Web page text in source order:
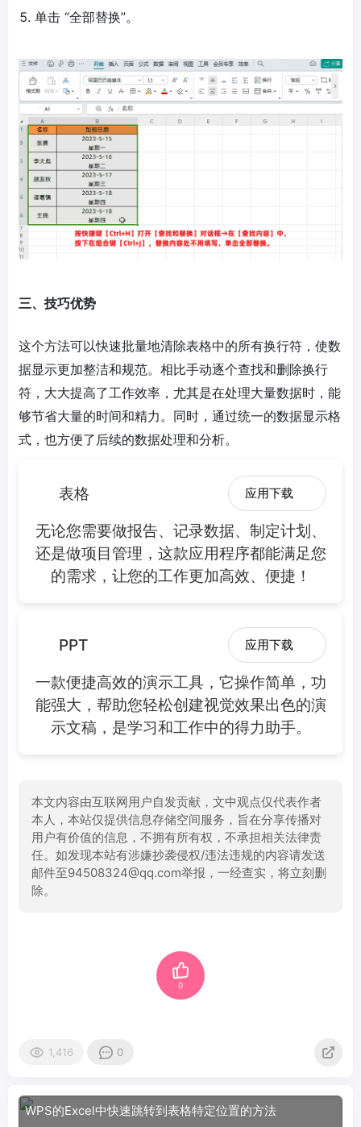
单击 “全部替换”。
三、技巧优势
这个方法可以快速批量地清除表格中的所有换行符，使数
据显示更加整洁和规范。相比手动逐个查找和删除换行
符，大大提高了工作效率，尤其是在处理大量数据时，能
够节省大量的时间和精力。同时，通过统一的数据显示格
式，也方便了后续的数据处理和分析。
表格 应用下载
无论您需要做报告、记录数据、制定计划、
还是做项目管理，这款应用程序都能满足您
的需求，让您的工作更加高效、便捷！
PPT 应用下载
一款便捷高效的演示工具，它操作简单，功
能强大，帮助您轻松创建视觉效果出色的演
示文稿，是学习和工作中的得力助手。
本文内容由互联网用户自发贡献，文中观点仅代表作者
本人，本站仅提供信息存储空间服务，旨在分享传播对
用户有价值的信息，不拥有所有权，不承担相关法律责
任。如发现本站有涉嫌抄袭侵权/违法违规的内容请发送
邮件至94508324@qq.com举报，一经查实，将立刻删
除。
0
1,416 0
WPS的Excel中快速跳转到表格特定位置的方法